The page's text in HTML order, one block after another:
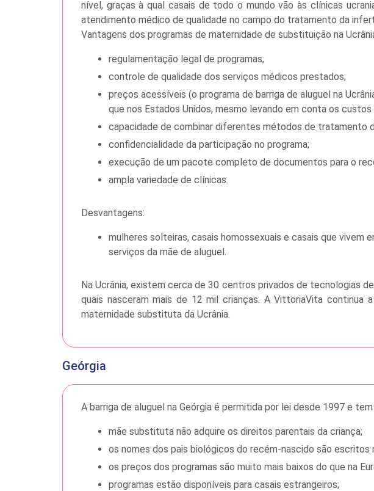
nível, graças à qual casais de todo o mundo vão às clínicas
atendimento médico de qualidade no campo do tratamento da
Vantagens dos programas de maternidade de substituição na
regulamentação legal de programas;
controle de qualidade dos serviços médicos prestados;
preços acessíveis (o programa de barriga de aluguel na
que nos Estados Unidos, mesmo levando em conta os
capacidade de combinar diferentes métodos de tratamento
confidencialidade da participação no programa;
execução de um pacote completo de documentos para o
ampla variedade de clínicas.
Desvantagens:
mulheres solteiras, casais homossexuais e casais que vivem
serviços da mãe de aluguel.
Na Ucrânia, existem cerca de 30 centros privados de tecnologias
quais nasceram mais de 12 mil crianças. A VittoriaVita
maternidade substituta da Ucrânia.
Geórgia
A barriga de aluguel na Geórgia é permitida por lei desde 1997 e
mãe substituta não adquire os direitos parentais da criança;
os nomes dos pais biológicos do recém-nascido são escritos
os preços dos programas são muito mais baixos do que na
programas estão disponíveis para casais estrangeiros;